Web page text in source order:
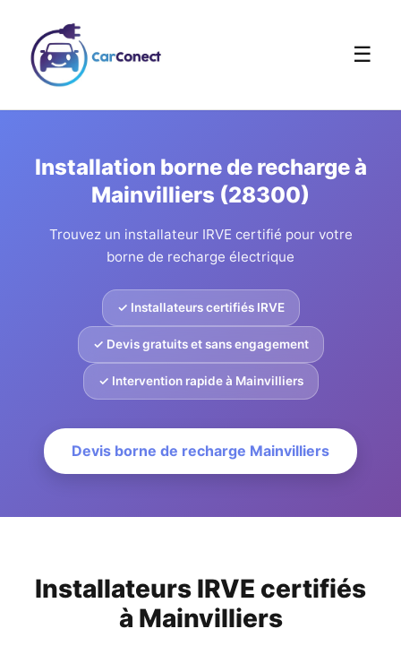
☰
Installation borne de recharge à
Mainvilliers (28300)
Trouvez un installateur IRVE certifié pour votre
borne de recharge électrique
✓ Installateurs certifiés IRVE
✓ Devis gratuits et sans engagement
✓ Intervention rapide à Mainvilliers
Devis borne de recharge Mainvilliers
Installateurs IRVE certifiés
à Mainvilliers